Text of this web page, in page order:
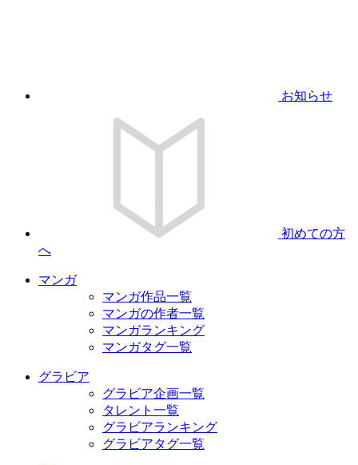
お知らせ
初めての方
へ
マンガ
マンガ作品一覧
マンガの作者一覧
マンガランキング
マンガタグ一覧
グラビア
グラビア企画一覧
タレント一覧
グラビアランキング
グラビアタグ一覧